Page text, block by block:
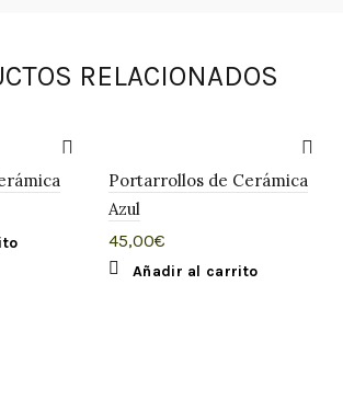
RELACIONADOS
Portarrollos de Cerámica
Azul
45,00€
Añadir al carrito